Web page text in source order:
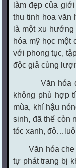
làm đẹp của
thu tinh hoa văn
là một xu
hóa mỹ học một
với phong tục,
độc giả cùng
Văn hóa để
không phù hợp
mùa, khí hậu
sinh, đã thế còn
tóc xanh,
Văn hóa che
tự phát trang bị